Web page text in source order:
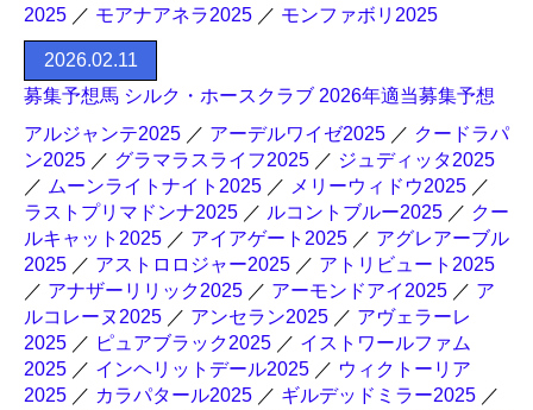
2025 ／ モアナアネラ2025 ／ モンファボリ2025
2026.02.11
募集予想馬 シルク・ホースクラブ 2026年適当募集予想
アルジャンテ2025 ／ アーデルワイゼ2025 ／ クードラパ
ン2025 ／ グラマラスライフ2025 ／ ジュディッタ2025
／ ムーンライトナイト2025 ／ メリーウィドウ2025 ／
ラストプリマドンナ2025 ／ ルコントブルー2025 ／ クー
ルキャット2025 ／ アイアゲート2025 ／ アグレアーブル
2025 ／ アストロロジャー2025 ／ アトリビュート2025
／ アナザーリリック2025 ／ アーモンドアイ2025 ／ ア
ルコレーヌ2025 ／ アンセラン2025 ／ アヴェラーレ
2025 ／ ピュアブラック2025 ／ イストワールファム
2025 ／ インヘリットデール2025 ／ ウィクトーリア
2025 ／ カラパタール2025 ／ ギルデッドミラー2025 ／